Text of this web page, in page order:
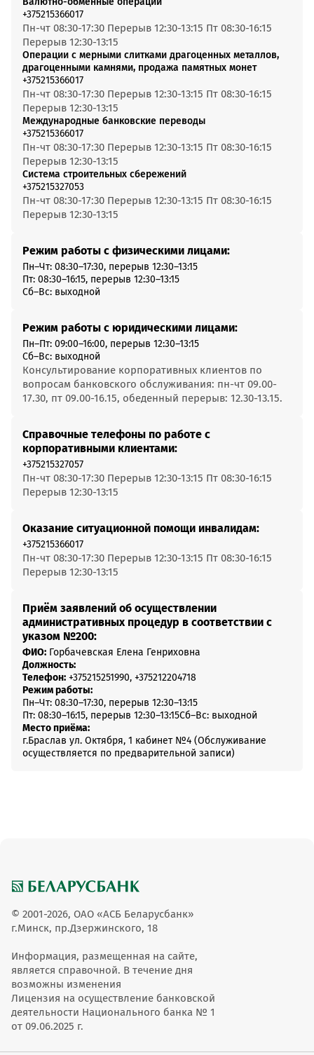
+375215366017
Пн-чт 08:30-17:30 Перерыв 12:30-13:15 Пт 08:30-16:15
Перерыв 12:30-13:15
Операции с мерными слитками драгоценных металлов,
драгоценными камнями, продажа памятных монет
+375215366017
Пн-чт 08:30-17:30 Перерыв 12:30-13:15 Пт 08:30-16:15
Перерыв 12:30-13:15
Международные банковские переводы
+375215366017
Пн-чт 08:30-17:30 Перерыв 12:30-13:15 Пт 08:30-16:15
Перерыв 12:30-13:15
Система строительных сбережений
+375215327053
Пн-чт 08:30-17:30 Перерыв 12:30-13:15 Пт 08:30-16:15
Перерыв 12:30-13:15
Режим работы с физическими лицами:
Пн–Чт: 08:30–17:30, перерыв 12:30–13:15
Пт: 08:30–16:15, перерыв 12:30–13:15
Сб–Вс: выходной
Режим работы с юридическими лицами:
Пн–Пт: 09:00–16:00, перерыв 12:30–13:15
Сб–Вс: выходной
Консультирование корпоративных клиентов по
вопросам банковского обслуживания: пн-чт 09.00-
17.30, пт 09.00-16.15, обеденный перерыв: 12.30-13.15.
Справочные телефоны по работе с
корпоративными клиентами:
+375215327057
Пн-чт 08:30-17:30 Перерыв 12:30-13:15 Пт 08:30-16:15
Перерыв 12:30-13:15
Оказание ситуационной помощи инвалидам:
+375215366017
Пн-чт 08:30-17:30 Перерыв 12:30-13:15 Пт 08:30-16:15
Перерыв 12:30-13:15
Приём заявлений об осуществлении
административных процедур в соответствии с
указом №200:
ФИО: Горбачевская Елена Генриховна
Должность:
Телефон: +375215251990, +375212204718
Режим работы:
Пн–Чт: 08:30–17:30, перерыв 12:30–13:15
Пт: 08:30–16:15, перерыв 12:30–13:15Сб–Вс: выходной
Место приёма:
г.Браслав ул. Октября, 1 кабинет №4 (Обслуживание
осуществляется по предварительной записи)
© 2001-2026, ОАО «АСБ Беларусбанк»
г.Минск, пр.Дзержинского, 18
Информация, размещенная на сайте,
является справочной. В течение дня
возможны изменения
Лицензия на осуществление банковской
деятельности Национального банка № 1
от 09.06.2025 г.